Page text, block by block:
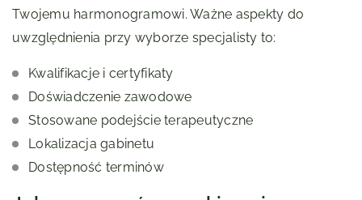
Twojemu harmonogramowi. Ważne aspekty do
uwzględnienia przy wyborze specjalisty to:
Kwalifikacje i certyfikaty
Doświadczenie zawodowe
Stosowane podejście terapeutyczne
Lokalizacja gabinetu
Dostępność terminów